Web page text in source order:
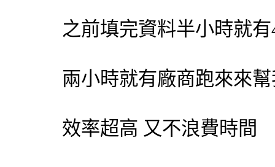
之前填完資料半小時就
兩小時就有廠商跑來來
效率超高 又不浪費時間